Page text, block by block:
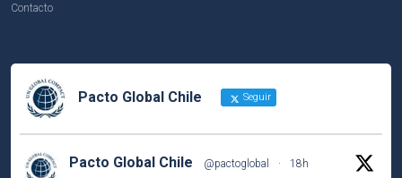
Contacto
Pacto Global Chile Seguir
Pacto Global Chile @pactoglobal ·
18h